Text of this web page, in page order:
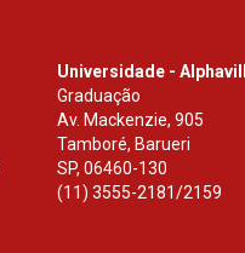
Universidade -
Graduação
Av. Mackenzie, 905
Tamboré, Barueri
SP,06460-130
(11) 3555-2181/2159